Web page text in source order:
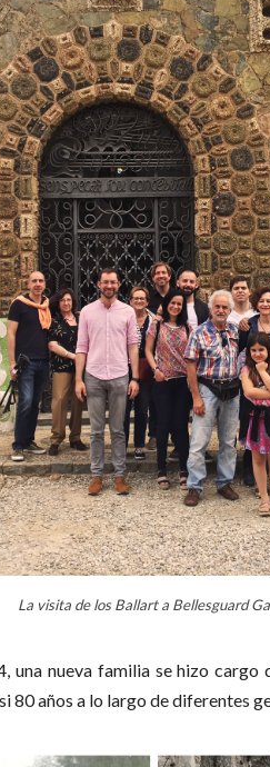
La visita de los Ballart a Bellesguard
una nueva familia se hizo
80 años a lo largo de diferentes